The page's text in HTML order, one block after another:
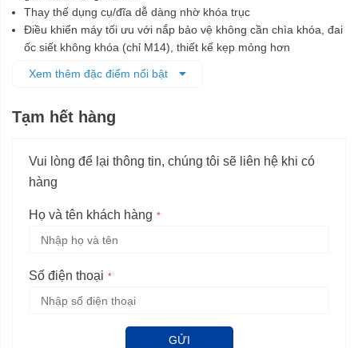
Thay thế dụng cụ/đĩa dễ dàng nhờ khóa trục
Điều khiển máy tối ưu với nắp bảo vệ không cần chìa khóa, đai
ốc siết không khóa (chỉ M14), thiết kế kẹp mỏng hơn
Bảo vệ người dùng vượt trội nhờ tấm chắn bảo vệ chống xoay,
thông minh
Xem thêm đặc điểm nổi bật
Tạm hết hàng
Vui lòng để lại thông tin, chúng tôi sẽ liên hệ khi có
hàng
Họ và tên khách hàng
Số điện thoại
GỬI